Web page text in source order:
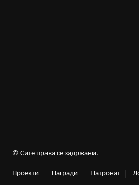
© Сите права се задржани.
Проекти Награди Патронат